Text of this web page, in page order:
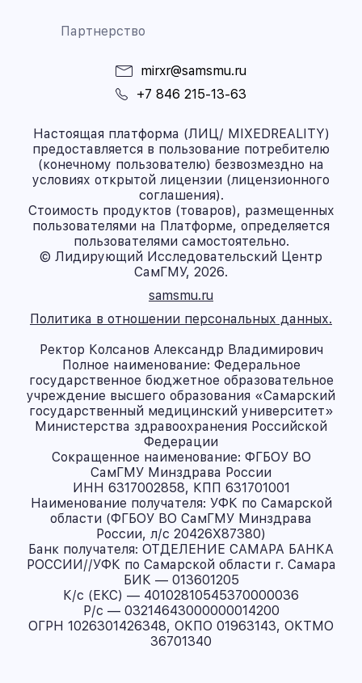
Партнерство
mirxr@samsmu.ru
+7 846 215-13-63
Настоящая платформа (ЛИЦ/ MIXEDREALITY)
предоставляется в пользование потребителю
(конечному пользователю) безвозмездно на
условиях открытой лицензии (лицензионного
соглашения).
Стоимость продуктов (товаров), размещенных
пользователями на Платформе, определяется
пользователями самостоятельно.
© Лидирующий Исследовательский Центр
СамГМУ, 2026.
samsmu.ru
Политика в отношении персональных данных.
Ректор Колсанов Александр Владимирович
Полное наименование: Федеральное
государственное бюджетное образовательное
учреждение высшего образования «Самарский
государственный медицинский университет»
Министерства здравоохранения Российской
Федерации
Сокращенное наименование: ФГБОУ ВО
СамГМУ Минздрава России
ИНН 6317002858, КПП 631701001
Наименование получателя: УФК по Самарской
области (ФГБОУ ВО СамГМУ Минздрава
России, л/с 20426X87380)
Банк получателя: ОТДЕЛЕНИЕ САМАРА БАНКА
РОССИИ//УФК по Самарской области г. Самара
БИК — 013601205
К/с (ЕКС) — 40102810545370000036
Р/с — 03214643000000014200
ОГРН 1026301426348, ОКПО 01963143, ОКТМО
36701340